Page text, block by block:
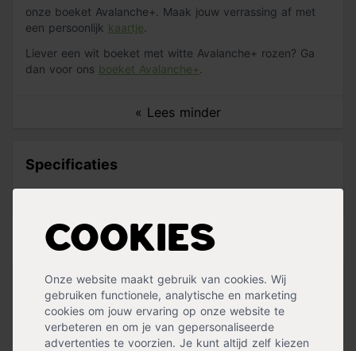
Cookies
Onze website maakt gebruik van cookies. Wij
gebruiken functionele, analytische en marketing
cookies om jouw ervaring op onze website te
verbeteren en om je van gepersonaliseerde
advertenties te voorzien. Je kunt altijd zelf kiezen
onze boeket Avalanche+. Maak jouw verrassing af met
een persoonlijk kaartje
« Lees minder
Liever een wit boeket met witte Avalanche+ rozen? Ga
dan voor ons boeket Avalanche+
Specificaties
Bloemkleur Roze
Handig voor erbij
Kaartje Heel Veel Liefs
op voorraad
1,99